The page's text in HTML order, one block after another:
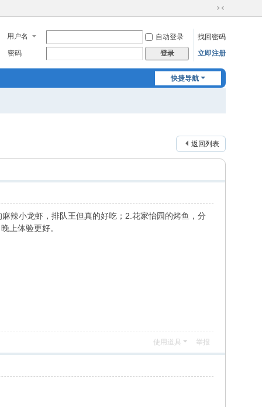
切
到
窄
用户名 自动登录
找回密码
密码
登录 立即注册
快捷导航
返回列表
辣小龙虾，排队王但真的好吃；2.花家怡园的烤鱼，分
上体验更好。
使用道具 举报